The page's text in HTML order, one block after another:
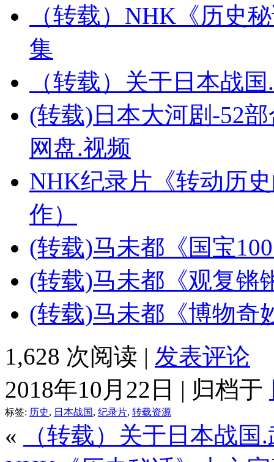
（转载）NHK《历史
集
（转载）关于日本战
(转载)日本大河剧-52
网盘.视频
NHK纪录片《转动历
作）
(转载)马未都《国宝
(转载)马未都《观复锵
(转载)马未都《博物奇
1,628 次阅读 | 发表评论
2018年10月22日 | 归档于
标签: 历史, 日本战国, 纪录片, 转载资源
«
（转载）关于日本战